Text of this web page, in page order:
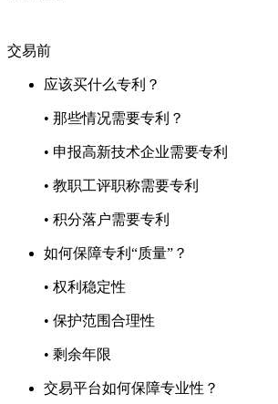
交易前
应该买什么专利？
• 那些情况需要专利？
• 申报高新技术企业需要专利
• 教职工评职称需要专利
• 积分落户需要专利
如何保障专利“质量”？
• 权利稳定性
• 保护范围合理性
• 剩余年限
交易平台如何保障专业性？